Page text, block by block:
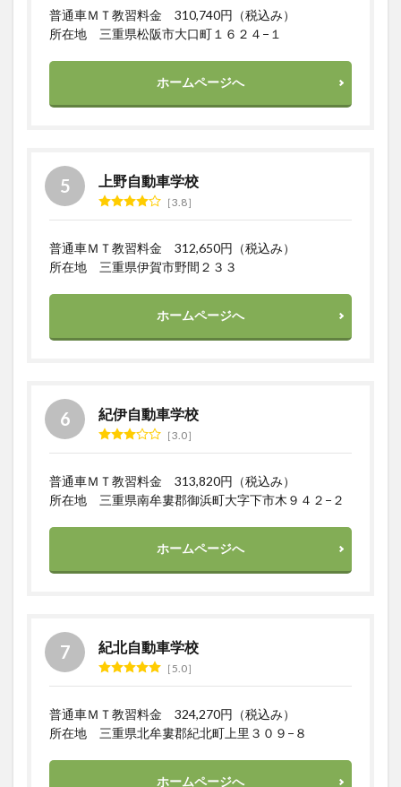
普通車ＭＴ教習料金 310,740円（税込み）
所在地 三重県松阪市大口町１６２４−１
ホームページへ
上野自動車学校
3.8
普通車ＭＴ教習料金 312,650円（税込み）
所在地 三重県伊賀市野間２３３
ホームページへ
紀伊自動車学校
3.0
普通車ＭＴ教習料金 313,820円（税込み）
所在地 三重県南牟婁郡御浜町大字下市木９４２−２
ホームページへ
紀北自動車学校
5.0
普通車ＭＴ教習料金 324,270円（税込み）
所在地 三重県北牟婁郡紀北町上里３０９−８
ホームページへ